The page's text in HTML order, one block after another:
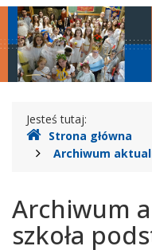
Gdzie
jesteśmy
Jesteś tutaj:
Strona główna
Archiwum
Archiwum
szkoła